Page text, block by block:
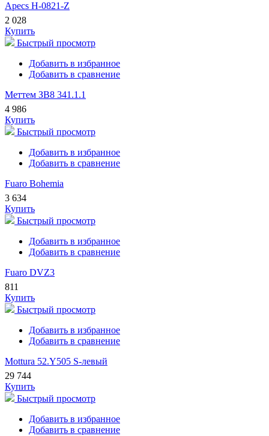
Apecs H-0821-Z
2 028
Купить
Быстрый просмотр
Добавить в избранное
Добавить в сравнение
Меттем ЗВ8 341.1.1
4 986
Купить
Быстрый просмотр
Добавить в избранное
Добавить в сравнение
Fuaro Bohemia
3 634
Купить
Быстрый просмотр
Добавить в избранное
Добавить в сравнение
Fuaro DVZ3
811
Купить
Быстрый просмотр
Добавить в избранное
Добавить в сравнение
Mottura 52.Y505 S-левый
29 744
Купить
Быстрый просмотр
Добавить в избранное
Добавить в сравнение